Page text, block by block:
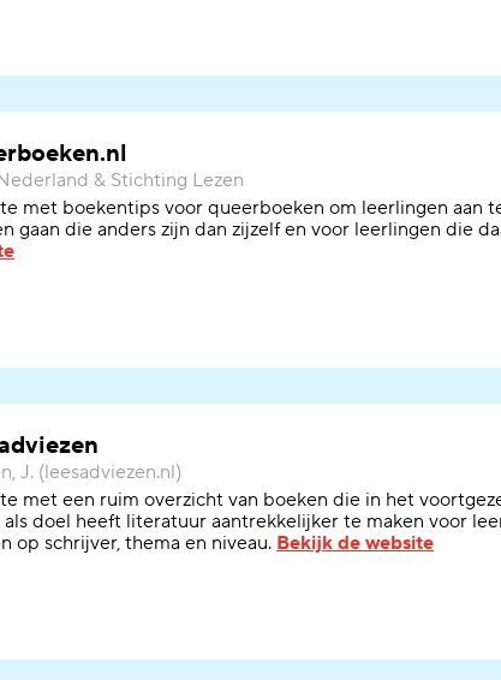
& Stichting Lezen
met boekentips voor queerboeken om leerlingen aan
gaan die anders zijn dan zijzelfen voor leerlingen die
J. (leesadviezen.nl)
met een ruim overzicht van boeken die in het
doel heeft literatuur aantrekkelijker te maken voor
op schrijver, thema en niveau. Bekijk de website